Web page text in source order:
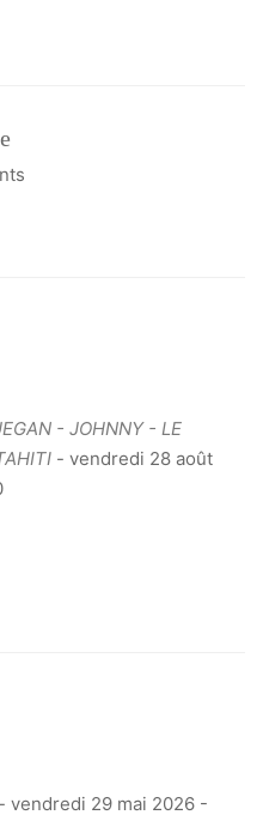
- JOHNNY - LE
- vendredi 28 août
- vendredi 29 mai 2026 -